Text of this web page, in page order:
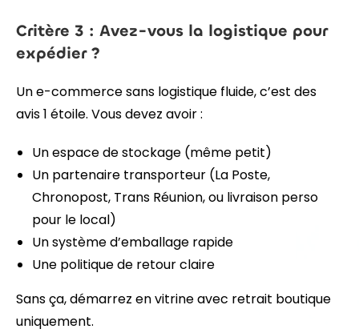
Critère 3 : Avez-vous la logistique pour
expédier ?
Un e-commerce sans logistique fluide, c’est des
avis 1 étoile. Vous devez avoir :
Un espace de stockage (même petit)
Un partenaire transporteur (La Poste,
Chronopost, Trans Réunion, ou livraison perso
pour le local)
Un système d’emballage rapide
Une politique de retour claire
Sans ça, démarrez en vitrine avec retrait boutique
uniquement.